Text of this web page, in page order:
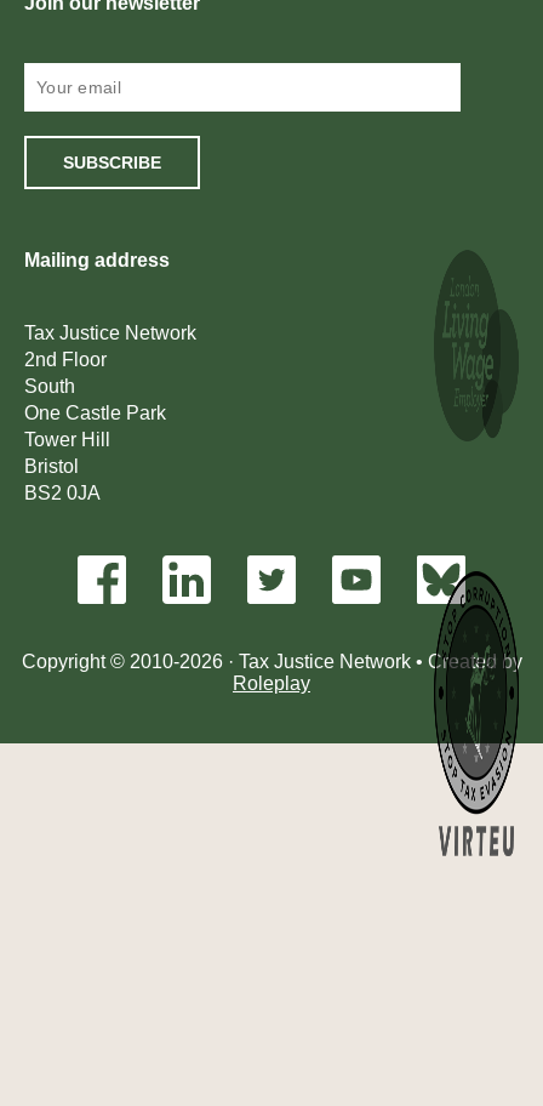
SUBSCRIBE
Copyright © 2010-2026 · Tax Justice Network • Created by
Roleplay
Mailing address
Tax Justice Network
2nd Floor
South
One Castle Park
Tower Hill
Bristol
BS2 0JA